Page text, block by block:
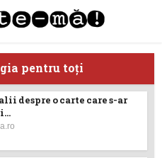
pentru toţi
despre o carte care s-ar